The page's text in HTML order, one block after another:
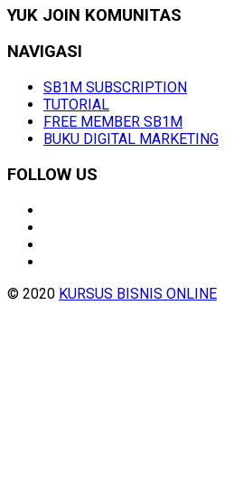
YUK JOIN KOMUNITAS
NAVIGASI
SB1M SUBSCRIPTION
TUTORIAL
FREE MEMBER SB1M
BUKU DIGITAL MARKETING
FOLLOW US
© 2020 KURSUS BISNIS ONLINE